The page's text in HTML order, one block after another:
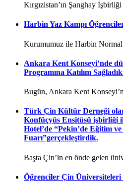
Kırgızistan’ın Şanghay
Harbin Yaz Kampı
Kurumumuz ile Harbin Normal
Ankara Kent Konseyi’nde
Programına Katılım
Bugün, Ankara Kent
Türk Çin Kültür Derneği
Konfüçyüs Ensitüsü işbirliği
Hotel’de “Pekin’de Eğitim
Fuarı”gerçekleştirdik.
Başta Çin’in en önde gelen
Öğrenciler Çin Üniversiteleri